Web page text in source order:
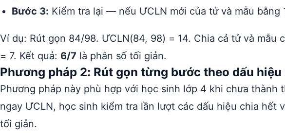
Bước 3: Kiểm tra lại — nếu ƯCLN mới của tử và mẫu bằng
Ví dụ: Rút gọn 84/98. ƯCLN(84, 98) = 14. Chia cả tử và mẫu
= 7. Kết quả: 6/7 là phân số tối giản.
Phương pháp 2: Rút gọn từng bước theo dấu
Phương pháp này phù hợp với học sinh lớp 4 khi chưa thành
ngay ƯCLN, học sinh kiểm tra lần lượt các dấu hiệu chia hết
tối giản.